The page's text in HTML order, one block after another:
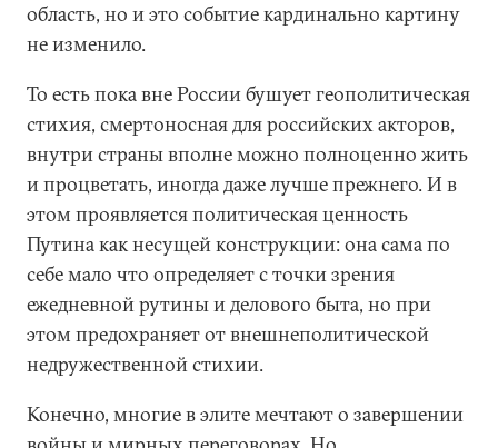
область, но и это событие кардинально картину
не изменило.
То есть пока вне России бушует геополитическая
стихия, смертоносная для российских акторов,
внутри страны вполне можно полноценно жить
и процветать, иногда даже лучше прежнего. И в
этом проявляется политическая ценность
Путина как несущей конструкции: она сама по
себе мало что определяет с точки зрения
ежедневной рутины и делового быта, но при
этом предохраняет от внешнеполитической
недружественной стихии.
Конечно, многие в элите мечтают о завершении